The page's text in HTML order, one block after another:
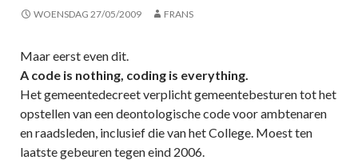
WOENSDAG 27/05/2009 FRANS
Maar eerst even dit.
A code is nothing, coding is everything.
Het gemeentedecreet verplicht gemeentebesturen tot het
opstellen van een deontologische code voor ambtenaren
en raadsleden, inclusief die van het College. Moest ten
laatste gebeuren tegen eind 2006.